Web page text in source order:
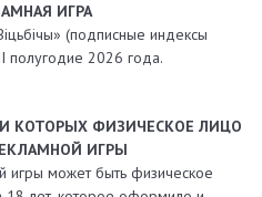
ИГРА
(подписные индексы
полугодие 2026 года.
КОТОРЫХ ФИЗИЧЕСКОЕ ЛИЦО
ИГРЫ
игры может быть физическое